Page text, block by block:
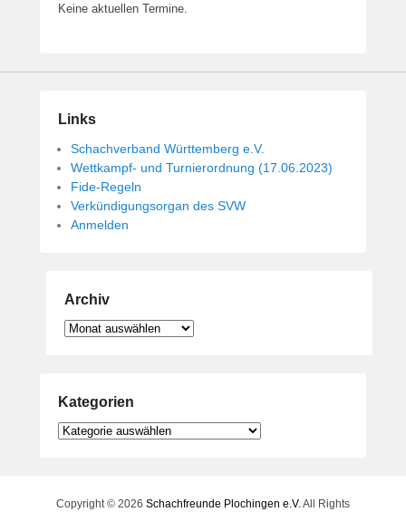
Keine aktuellen Termine.
Links
Schachverband Württemberg e.V.
Wettkampf- und Turnierordnung (17.06.2023)
Fide-Regeln
Verkündigungsorgan des SVW
Anmelden
Archiv
Archiv
Kategorien
Kategorien
Copyright © 2026 Schachfreunde Plochingen e.V. All Rights